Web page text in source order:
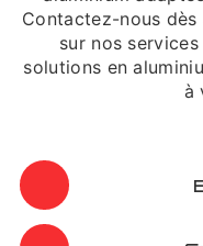
Contactez-nous
sur nos
solutions en
à